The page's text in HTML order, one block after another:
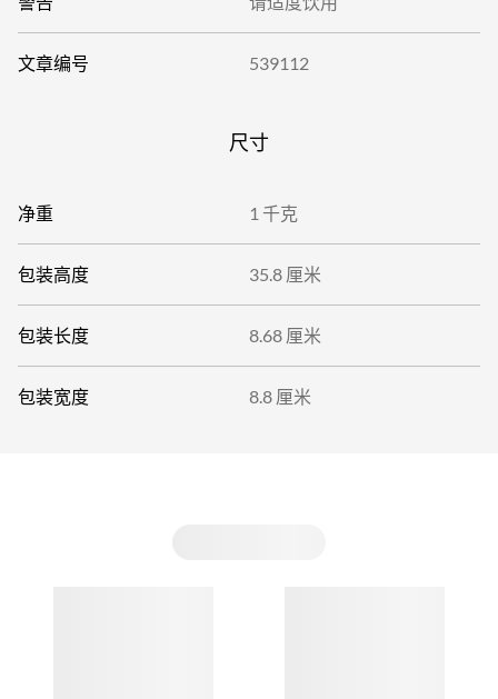
文章编号 539112
尺寸
净重 1 千克
包装高度 35.8 厘米
包装长度 8.68 厘米
包装宽度 8.8 厘米